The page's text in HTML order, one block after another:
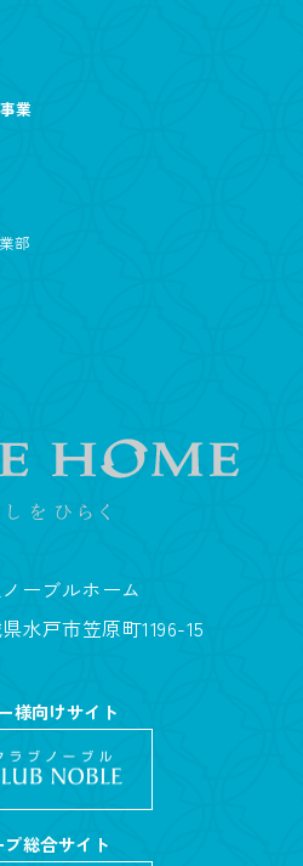
業
部
ーブルホーム
水戸市笠原町1196-15
様向けサイト
プ総合サイト